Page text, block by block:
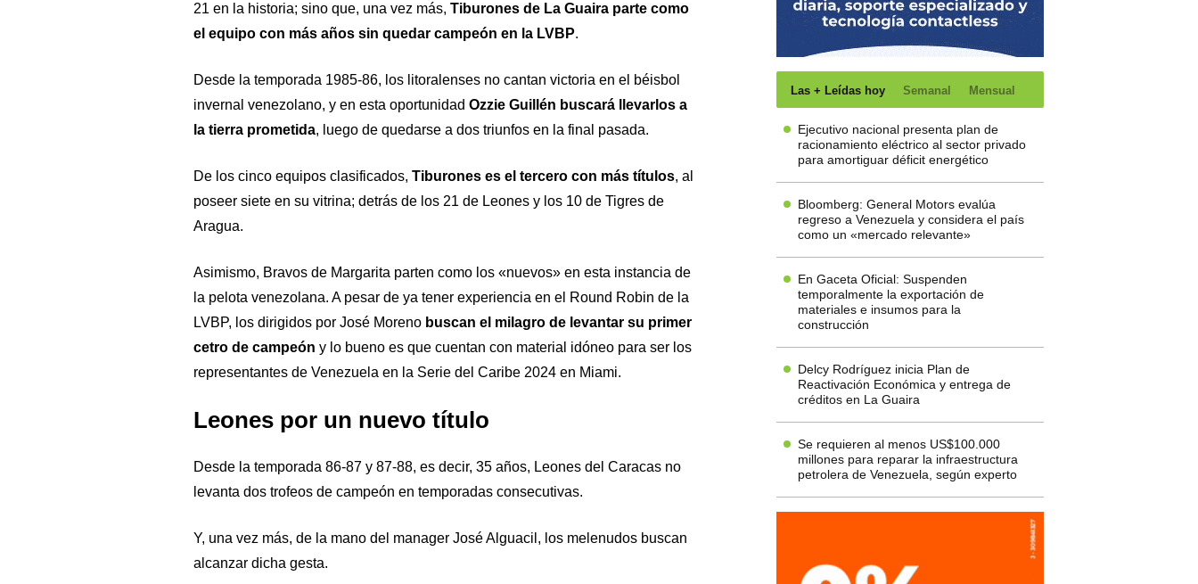
21 en la historia; sino que, una vez más, Tiburones de La Guaira parte como
el equipo con más años sin quedar campeón en la LVBP.
Desde la temporada 1985-86, los litoralenses no cantan victoria en el béisbol
invernal venezolano, y en esta oportunidad Ozzie Guillén buscará llevarlos a
la tierra prometida, luego de quedarse a dos triunfos en la final pasada.
De los cinco equipos clasificados, Tiburones es el tercero con más títulos, al
poseer siete en su vitrina; detrás de los 21 de Leones y los 10 de Tigres de
Aragua.
Asimismo, Bravos de Margarita parten como los «nuevos» en esta instancia de
la pelota venezolana. A pesar de ya tener experiencia en el Round Robin de la
LVBP, los dirigidos por José Morenobuscan el milagro de levantar su primer
cetro de campeón y lo bueno es que cuentan con material idóneo para ser los
representantes de Venezuela en la Serie del Caribe 2024 en Miami.
Leones por un nuevo título
Desde la temporada 86-87 y 87-88, es decir, 35 años, Leones del Caracas no
levanta dos trofeos de campeón en temporadas consecutivas.
Y, una vez más, de la mano del manager José Alguacil, los melenudos buscan
alcanzar dicha gesta.
Las + Leídas hoy Semanal Mensual
Ejecutivo nacional presenta plan de
racionamiento eléctrico al sector privado
para amortiguar déficit energético
Bloomberg: General Motors evalúa
regreso a Venezuela y considera el país
como un «mercado relevante»
En Gaceta Oficial: Suspenden
temporalmente la exportación de
materiales e insumos para la
construcción
Delcy Rodríguez inicia Plan de
Reactivación Económica y entrega de
créditos en La Guaira
Se requieren al menos US$100.000
millones para reparar la infraestructura
petrolera de Venezuela, según experto